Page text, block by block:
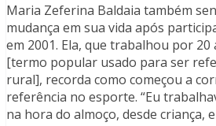
Maria Zeferina Baldaia também
mudança em sua vida após
em 2001. Ela, que trabalhou por
[termo popular usado para ser
rural], recorda como começou a
referência no esporte. “Eu
na hora do almoço, desde criança,